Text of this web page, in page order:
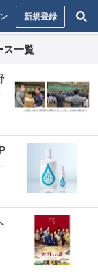
新規登録
ス一覧